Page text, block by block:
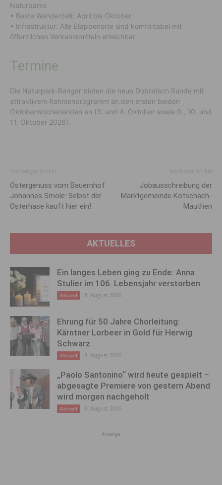
Naturparks
• Beste Wanderzeit: April bis Oktober
• Infrastruktur: Alle Etappenorte sind komfortabel mit
öffentlichen Verkehrsmitteln erreichbar
Termine
Die Naturpark-Ranger bieten die neue Dobratsch Runde mit
attraktivem Rahmenprogramm an den ersten beiden
Oktoberwochenenden an (3. und 4. Oktober sowie 9., 10. und
11. Oktober 2026).
Ostergenuss vom Bauernhof
Johannes Smole: Selbst der
Osterhase kauft hier ein!
Jobausschreibung der
Marktgemeinde Kötschach-
Mauthen
AKTUELLES
Ein langes Leben ging zu Ende: Anna
Stulier im 106. Lebensjahr verstorben
Aktuell 8. August 2026
Ehrung für 50 Jahre Chorleitung:
Kärntner Lorbeer in Gold für Herwig
Schwarz
Aktuell 8. August 2026
„Paolo Santonino“ wird heute gespielt –
abgesagte Premiere von gestern Abend
wird morgen nachgeholt
Aktuell 8. August 2026
Anzeige